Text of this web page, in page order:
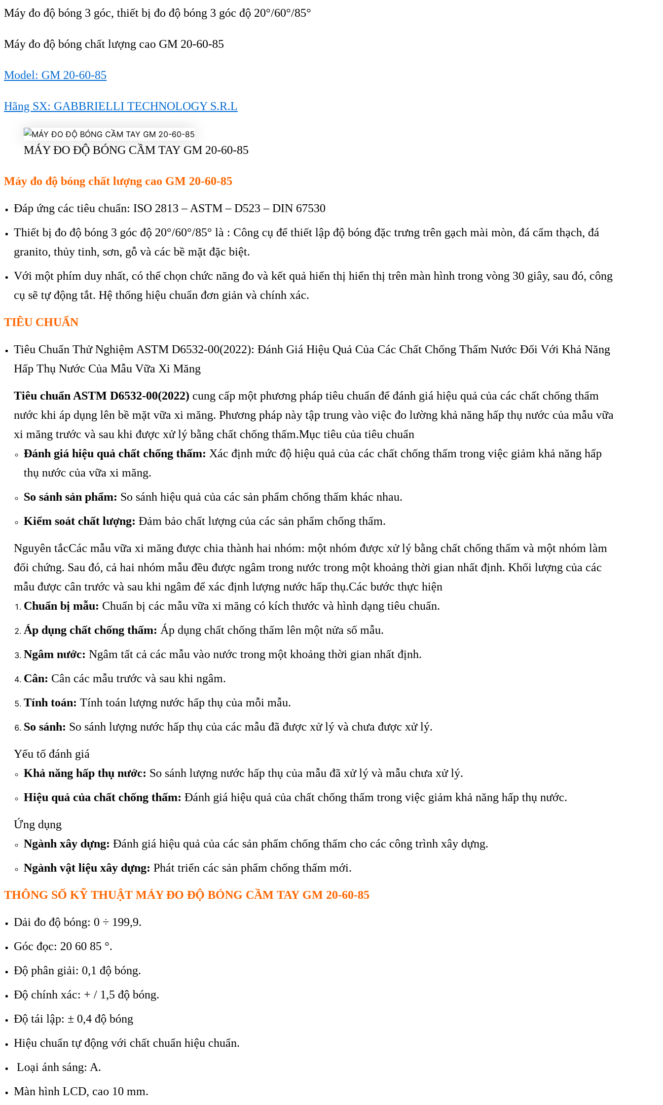
Máy đo độ bóng 3 góc, thiết bị đo độ bóng 3 góc độ 20°/60°/85°
Máy đo độ bóng chất lượng cao GM 20-60-85
Model: GM 20-60-85
Hãng SX: GABBRIELLI TECHNOLOGY S.R.L
MÁY ĐO ĐỘ BÓNG CẦM TAY GM 20-60-85
Máy đo độ bóng chất lượng cao GM 20-60-85
Đáp ứng các tiêu chuẩn: ISO 2813 – ASTM – D523 – DIN 67530
Thiết bị đo độ bóng 3 góc độ 20°/60°/85° là : Công cụ để thiết lập độ bóng đặc trưng trên gạch mài mòn, đá cẩm thạch, đá
granito, thủy tinh, sơn, gỗ và các bề mặt đặc biệt.
Với một phím duy nhất, có thể chọn chức năng đo và kết quả hiển thị hiển thị trên màn hình trong vòng 30 giây, sau đó, công
cụ sẽ tự động tắt. Hệ thống hiệu chuẩn đơn giản và chính xác.
TIÊU CHUẨN
Tiêu Chuẩn Thử Nghiệm ASTM D6532-00(2022): Đánh Giá Hiệu Quả Của Các Chất Chống Thấm Nước Đối Với Khả Năng
Hấp Thụ Nước Của Mẫu Vữa Xi Măng
Tiêu chuẩn ASTM D6532-00(2022) cung cấp một phương pháp tiêu chuẩn để đánh giá hiệu quả của các chất chống thấm
nước khi áp dụng lên bề mặt vữa xi măng. Phương pháp này tập trung vào việc đo lường khả năng hấp thụ nước của mẫu vữa
xi măng trước và sau khi được xử lý bằng chất chống thấm.Mục tiêu của tiêu chuẩn
Đánh giá hiệu quả chất chống thấm: Xác định mức độ hiệu quả của các chất chống thấm trong việc giảm khả năng hấp
thụ nước của vữa xi măng.
So sánh sản phẩm: So sánh hiệu quả của các sản phẩm chống thấm khác nhau.
Kiểm soát chất lượng: Đảm bảo chất lượng của các sản phẩm chống thấm.
Nguyên tắcCác mẫu vữa xi măng được chia thành hai nhóm: một nhóm được xử lý bằng chất chống thấm và một nhóm làm
đối chứng. Sau đó, cả hai nhóm mẫu đều được ngâm trong nước trong một khoảng thời gian nhất định. Khối lượng của các
mẫu được cân trước và sau khi ngâm để xác định lượng nước hấp thụ.Các bước thực hiện
Chuẩn bị mẫu: Chuẩn bị các mẫu vữa xi măng có kích thước và hình dạng tiêu chuẩn.
Áp dụng chất chống thấm: Áp dụng chất chống thấm lên một nửa số mẫu.
Ngâm nước: Ngâm tất cả các mẫu vào nước trong một khoảng thời gian nhất định.
Cân: Cân các mẫu trước và sau khi ngâm.
Tính toán: Tính toán lượng nước hấp thụ của mỗi mẫu.
So sánh: So sánh lượng nước hấp thụ của các mẫu đã được xử lý và chưa được xử lý.
Yếu tố đánh giá
Khả năng hấp thụ nước: So sánh lượng nước hấp thụ của mẫu đã xử lý và mẫu chưa xử lý.
Hiệu quả của chất chống thấm: Đánh giá hiệu quả của chất chống thấm trong việc giảm khả năng hấp thụ nước.
Ứng dụng
Ngành xây dựng: Đánh giá hiệu quả của các sản phẩm chống thấm cho các công trình xây dựng.
Ngành vật liệu xây dựng: Phát triển các sản phẩm chống thấm mới.
THÔNG SỐ KỸ THUẬT MÁY ĐO ĐỘ BÓNG CẦM TAY GM 20-60-85
Dải đo độ bóng: 0 ÷ 199,9.
Góc đọc: 20 60 85 °.
Độ phân giải: 0,1 độ bóng.
Độ chính xác: + / 1,5 độ bóng.
Độ tái lập: ± 0,4 độ bóng
Hiệu chuẩn tự động với chất chuẩn hiệu chuẩn.
Loại ánh sáng: A.
Màn hình LCD, cao 10 mm.